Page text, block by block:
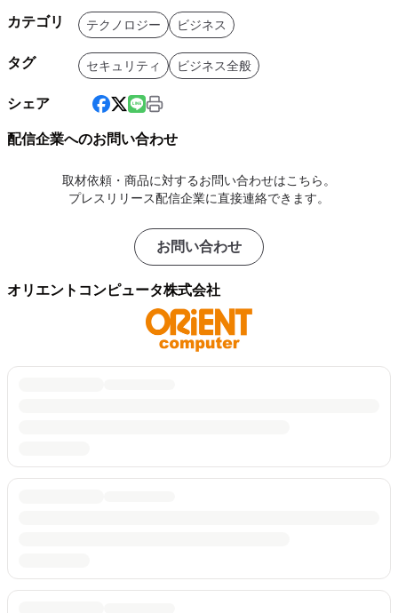
カテゴリ テクノロジー ビジネス
タグ セキュリティ ビジネス全般
シェア
配信企業へのお問い合わせ
取材依頼・商品に対するお問い合わせはこちら。
プレスリリース配信企業に直接連絡できます。
お問い合わせ
オリエントコンピュータ株式会社